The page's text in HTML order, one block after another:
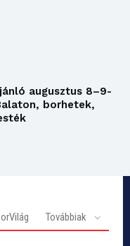
augusztus 8–9-
borhetek,
Továbbiak